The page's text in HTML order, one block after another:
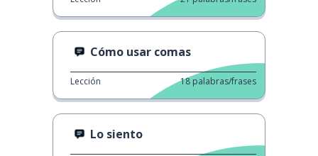
Cómo usar comas
Lección 18 palabras/frases
Lo siento